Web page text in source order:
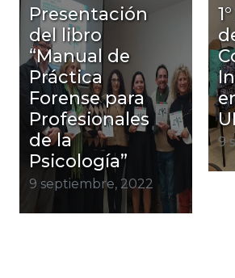
Presentación
del libro
“Manual de
Práctica
Forense para
Profesionales
de la
Psicología”
9 septiembre, 2022
9